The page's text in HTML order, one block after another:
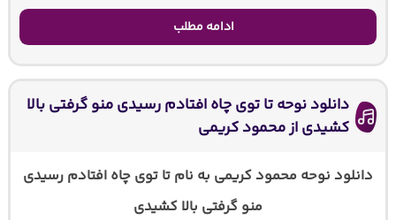
ادامه مطلب
دانلود نوحه تا توی چاه افتادم رسیدی منو گرفتی بالا
کشیدی از محمود کریمی
دانلود نوحه محمود کریمی به نام تا توی چاه افتادم رسیدی
منو گرفتی بالا کشیدی